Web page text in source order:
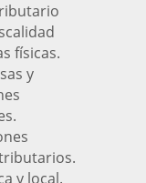
físicas.
y
y local.